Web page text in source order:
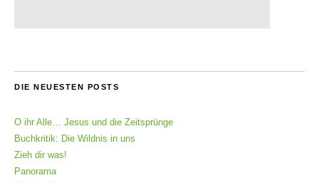
DIE NEUESTEN POSTS
O ihr Alle… Jesus und die Zeitsprünge
Buchkritik: Die Wildnis in uns
Zieh dir was!
Panorama